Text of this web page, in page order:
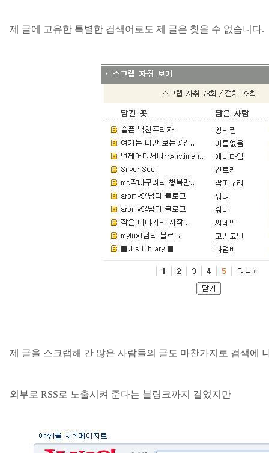
제 글에 고유한 특별한 검색어로도 제 글은 찾을 수 없습니다.
제 글을 스크랩해 간 많은 사람들의 글도 마찬가지로 검색에
외부로 RSS 로 노출시켜 준다는 블링크까지 걸었지만